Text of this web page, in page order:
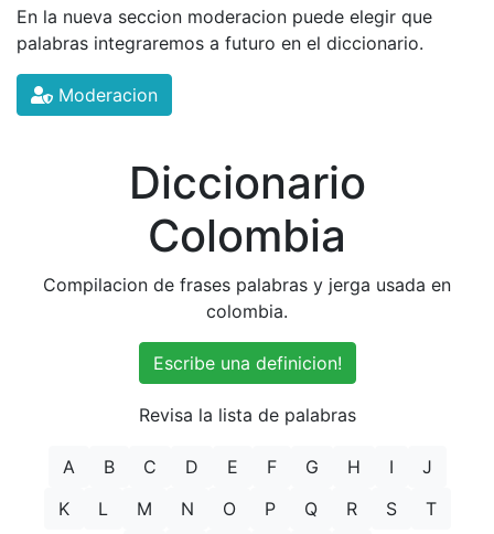
En la nueva seccion moderacion puede elegir que
palabras integraremos a futuro en el diccionario.
Moderacion
Diccionario
Colombia
Compilacion de frases palabras y jerga usada en
colombia.
Escribe una definicion!
Revisa la lista de palabras
A B C D E F G H I
J
K
L M N O P Q R S T